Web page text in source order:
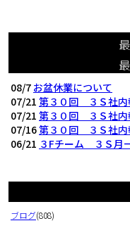
08/7 お盆休業について
07/21 第３０回 ３Ｓ社内報告会
07/21 第３０回 ３Ｓ社内報告会
07/16第３０回 ３Ｓ社内報告会 本
06/21 ３Fチーム ３Ｓ月一報
ブログ(808)